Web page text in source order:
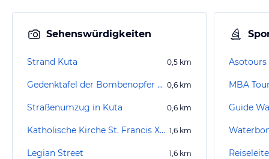
Sehenswürdigkeiten
Strand Kuta 0,5 km
Gedenktafel der Bombenopfer / Kuta Memorial 2002 0,6 km
Straßenumzug in Kuta 0,6 km
Katholische Kirche St. Francis Xavier 1,6 km
Legian Street 1,6 km
Asotours
MBA